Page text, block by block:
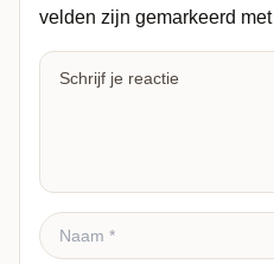
velden zijn gemarkeerd met